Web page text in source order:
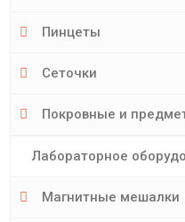
Пинцеты
Сеточки
Покровные и
Лабораторное
Магнитные мешалки